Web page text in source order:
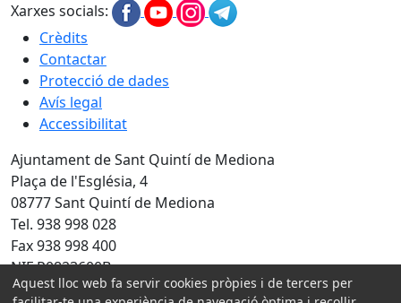
Xarxes socials:
Crèdits
Contactar
Protecció de dades
Avís legal
Accessibilitat
Ajuntament de Sant Quintí de Mediona
Plaça de l'Església, 4
08777 Sant Quintí de Mediona
Tel. 938 998 028
Fax 938 998 400
NIF P0823600B
Aquest lloc web fa servir cookies pròpies i de tercers per